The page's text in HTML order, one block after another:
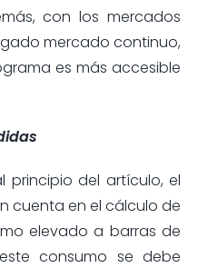
con los mercados
mercado continuo,
es más accesible
del artículo, el
cuenta en el cálculo de
elevado a barras de
consumo se debe